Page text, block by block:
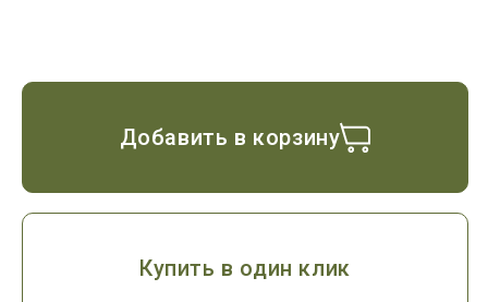
Добавить в корзину
Купить в один клик